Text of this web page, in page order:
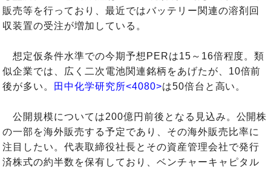
販売等を行っており、最近ではバッテリー関連の溶剤回
収装置の受注が増加している。
想定仮条件水準での今期予想PERは15～16倍程度。類
似企業では、広く二次電池関連銘柄をあげたが、10倍前
後が多い。
田中化学研究所<4080>は50倍台と高い。
公開規模については200億円前後となる見込み。公開株
の一部を海外販売する予定であり、その海外販売比率に
注目したい。代表取締役社長とその資産管理会社で発行
済株式の約半数を保有しており、ベンチャーキャピタル